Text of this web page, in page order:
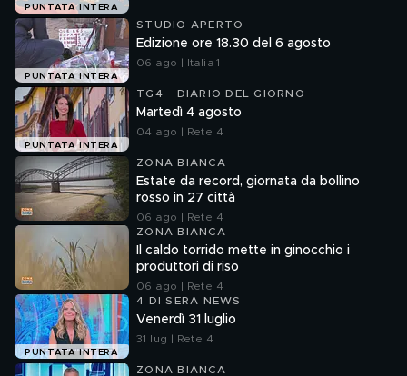
PUNTATA INTERA
PUNTATA INTERA
STUDIO APERTO
Edizione ore 18.30 del 6 agosto
06 ago | Italia 1
PUNTATA INTERA
TG4 - DIARIO DEL GIORNO
Martedì 4 agosto
04 ago | Rete 4
ZONA BIANCA
Estate da record, giornata da bollino
rosso in 27 città
06 ago | Rete 4
ZONA BIANCA
Il caldo torrido mette in ginocchio i
produttori di riso
06 ago | Rete 4
PUNTATA INTERA
4 DI SERA NEWS
Venerdì 31 luglio
31 lug | Rete 4
ZONA BIANCA